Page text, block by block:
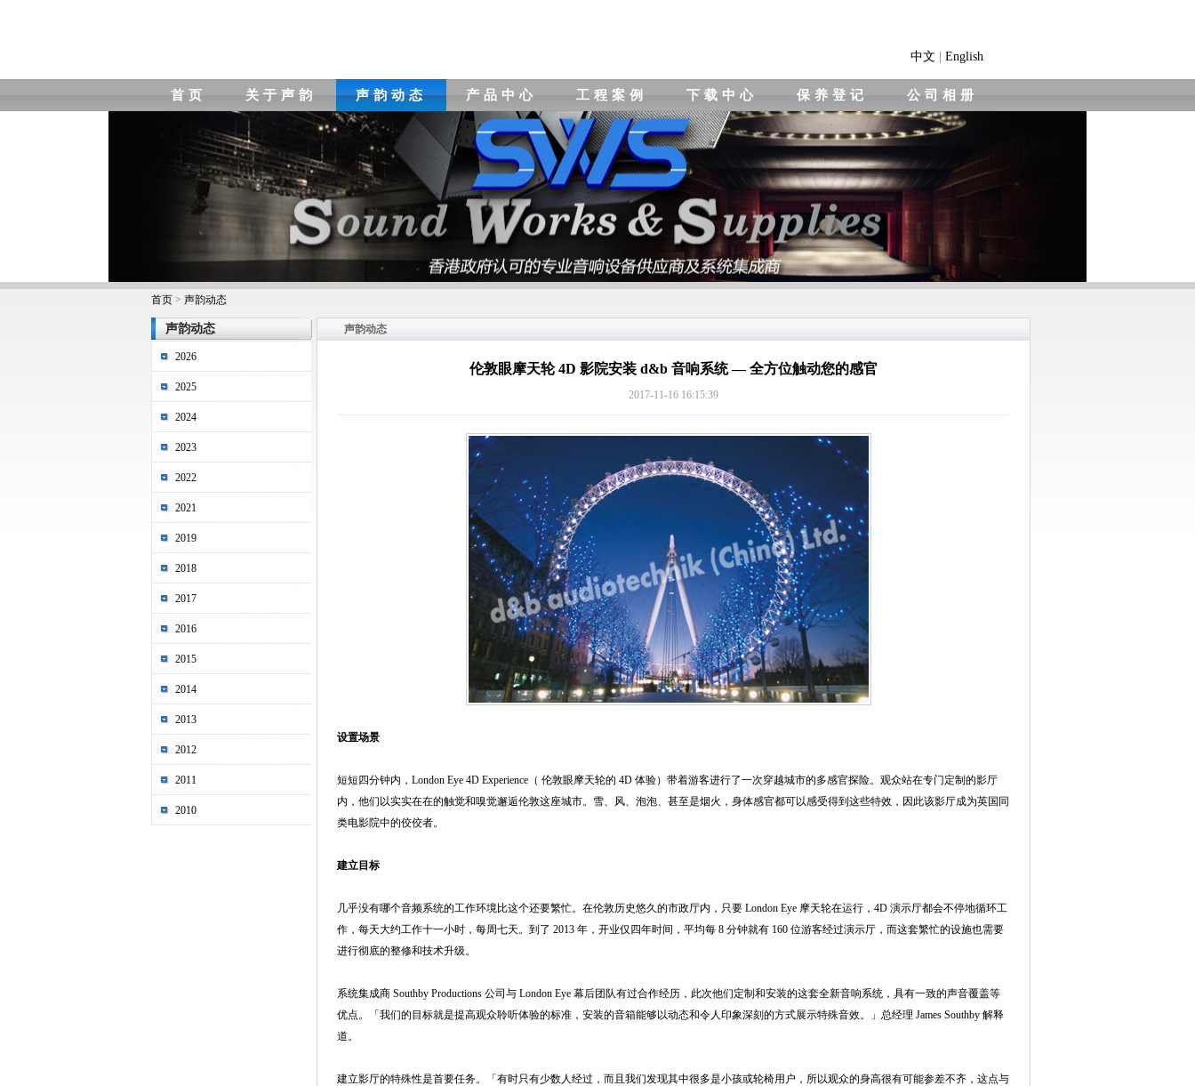
中文 English
首页 关于声韵 声韵动态 产品中心 工程案例 下载中心 保养登记 公司相册
首页 > 声韵动态
声韵动态
2026
2025
2024
2023
2022
2021
2019
2018
2017
2016
2015
2014
2013
2012
2011
2010
声韵动态
伦敦眼摩天轮 4D 影院安装 d&b 音响系统 — 全方位触动您的感官
2017-11-16 16:15:39
设置场景
短短四分钟内，London Eye 4D Experience（ 伦敦眼摩天轮的 4D 体验）带着游客进行了一次穿越城市的多感官探险。观众站在专门定制的影厅
内，他们以实实在在的触觉和嗅觉邂逅伦敦这座城市。雪、风、泡泡、甚至是烟火，身体感官都可以感受得到这些特效，因此该影厅成为英国同
类电影院中的佼佼者。
建立目标
几乎没有哪个音频系统的工作环境比这个还要繁忙。在伦敦历史悠久的市政厅内，只要 London Eye 摩天轮在运行，4D 演示厅都会不停地循环工
作，每天大约工作十一小时，每周七天。到了 2013 年，开业仅四年时间，平均每 8 分钟就有 160 位游客经过演示厅，而这套繁忙的设施也需要
进行彻底的整修和技术升级。
系统集成商 Southby Productions 公司与 London Eye 幕后团队有过合作经历，此次他们定制和安装的这套全新音响系统，具有一致的声音覆盖等
优点。「我们的目标就是提高观众聆听体验的标准，安装的音箱能够以动态和令人印象深刻的方式展示特殊音效。」总经理 James Southby 解释
道。
建立影厅的特殊性是首要任务。「有时只有少数人经过，而且我们发现其中很多是小孩或轮椅用户，所以观众的身高很有可能参差不齐，这点与